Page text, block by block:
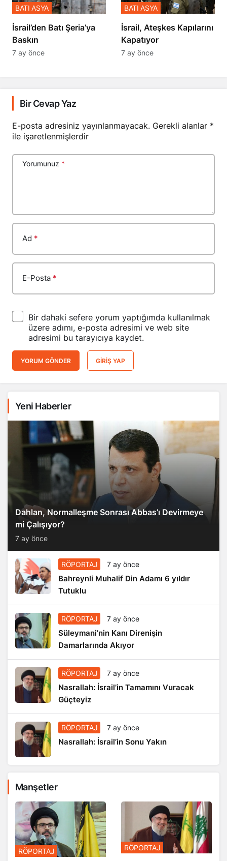
​​​​​​​İsrail’den Batı Şeria’ya
Baskın
BATI ASYA
7 ay önce
İsrail, Ateşkes Kapılarını
Kapatıyor
BATI ASYA
7 ay önce
Bir Cevap Yaz
E-posta adresiniz yayınlanmayacak. Gerekli alanlar *
ile işaretlenmişlerdir
Yorumunuz *
Ad *
E-Posta *
Bir dahaki sefere yorum yaptığımda kullanılmak
üzere adımı, e-posta adresimi ve web site
adresimi bu tarayıcıya kaydet.
YORUM GÖNDER GIRIŞ YAP
Yeni Haberler
Dahlan, Normalleşme Sonrası Abbas’ı Devirmeye
mi Çalışıyor?
7 ay önce
RÖPORTAJ 7 ay önce
Bahreynli Muhalif Din Adamı 6 yıldır
Tutuklu
RÖPORTAJ 7 ay önce
Süleymani’nin Kanı Direnişin
Damarlarında Akıyor
RÖPORTAJ 7 ay önce
Nasrallah: İsrail’in Tamamını Vuracak
Güçteyiz
RÖPORTAJ 7 ay önce
Nasrallah: İsrail’in Sonu Yakın
Manşetler
RÖPORTAJ RÖPORTAJ